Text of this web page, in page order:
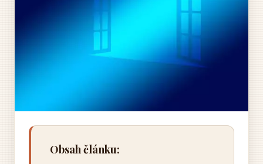
Obsah článku: